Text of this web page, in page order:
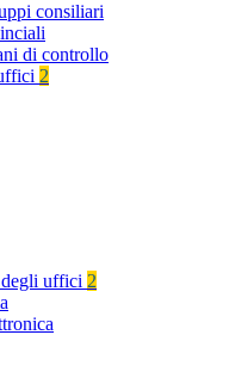
consiliari
di controllo
2
uffici 2